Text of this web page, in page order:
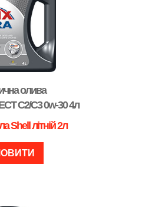
олива
С2/C3 0w-30 4л
Shell літній 2л